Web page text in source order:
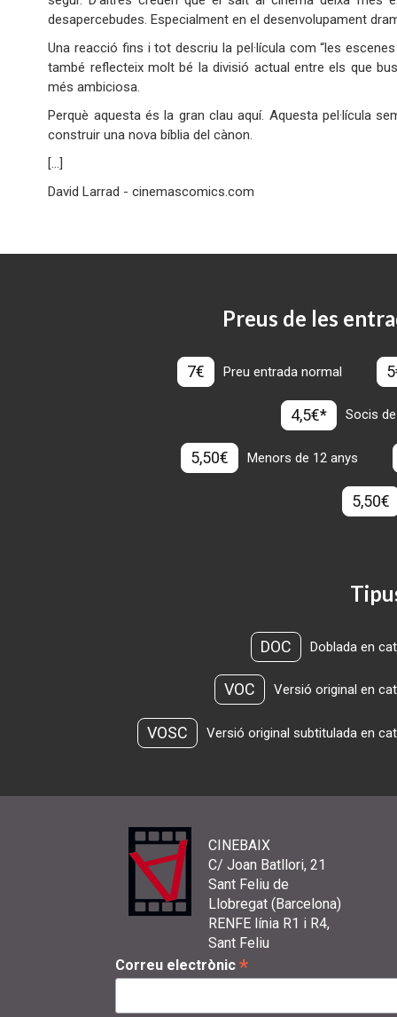
desapercebudes. Especialment en el desenvolupament
Una reacció fins i tot descriu la pel·lícula com “les
també reflecteix molt bé la divisió actual entre els que
més ambiciosa.
Perquè aquesta és la gran clau aquí. Aquesta pel·lícula
construir una nova bíblia del cànon.
[…]
David Larrad - cinemascomics.com
Preus de les
7€ Preu entrada normal
4,5€* Socis
5,50€ Menors de 12 anys
5,50€
DOC Doblada en
VOC Versió original en
VOSC Versió original subtitulada en
CINEBAIX
C/ Joan Batllori, 21
Sant Feliu de
Llobregat (Barcelona)
RENFE línia R1 i R4,
Sant Feliu
Correu electrònic *